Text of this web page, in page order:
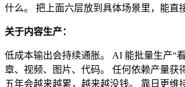
什么。 把上面六层放到具体场景里，能直
关于内容生产：
低成本输出会持续通胀。 AI 能批量生产“
章、视频、图片、代码。 任何依赖产量获
五年会越来越累，越来越没钱。 靠日更维